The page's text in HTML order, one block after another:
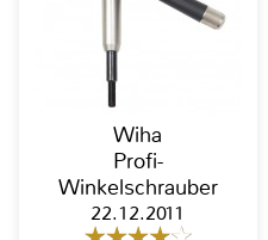
Wiha
Profi-
Winkelschrauber
22.12.2011